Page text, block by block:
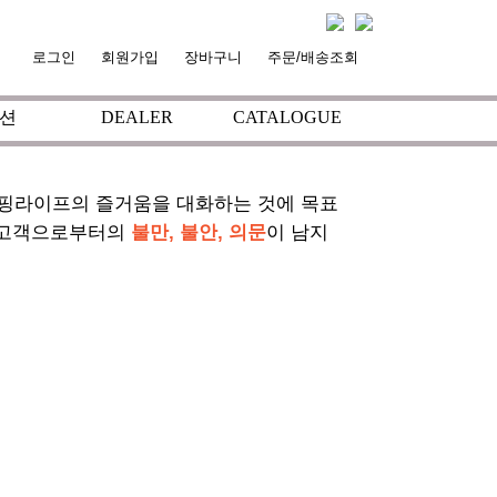
로그인 회원가입 장바구니 주문/배송조회
DEALER CATALOGUE
라이프의 즐거움을 대화하는 것에 목표
객으로부터의 불만, 불안, 의문이 남지